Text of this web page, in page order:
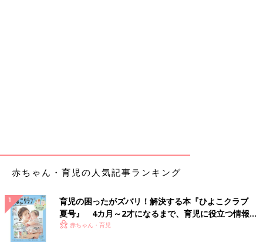
抱っこ紐デビューしました。
なぜか息子のお尻がデカすぎて入らないメーカーがありいろいろ
探した結果
息子が収まる抱っこひもをゲットしました！！
でもなぜか頭突きしてくるッ！！
赤ちゃん・育児の人気記事ランキング
育児の困ったがズバリ！解決する本『ひよこクラブ
夏号』 4カ月～2才になるまで、育児に役立つ情報が
いっぱい！
赤ちゃん・育児